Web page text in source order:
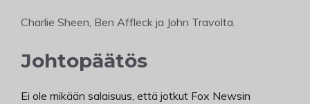
Charlie Sheen, Ben Affleck ja John Travolta.
Johtopäätös
Ei ole mikään salaisuus, että jotkut Fox Newsin